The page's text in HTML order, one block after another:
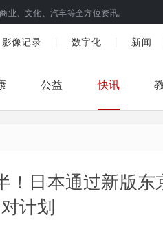
、文化、汽车等全方位资讯。
影像记录 数字化 新闻
公益 快讯
！日本通过新版
计划